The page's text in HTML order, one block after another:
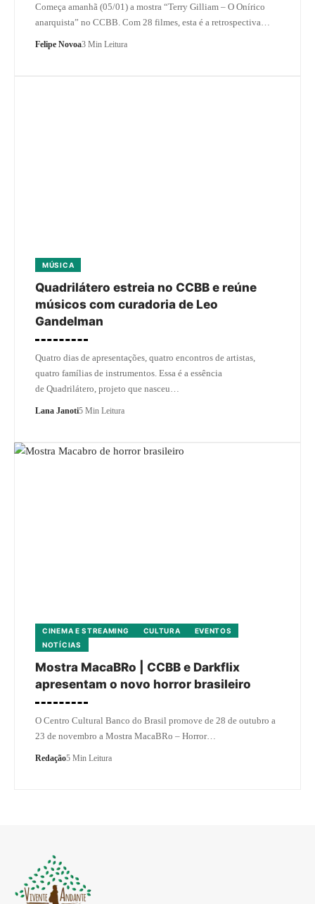
Começa amanhã (05/01) a mostra “Terry Gilliam – O Onírico
anarquista” no CCBB. Com 28 filmes, esta é a retrospectiva…
Felipe Novoa3 Min Leitura
MÚSICA
Quadrilátero estreia no CCBB e reúne
músicos com curadoria de Leo
Gandelman
Quatro dias de apresentações, quatro encontros de artistas,
quatro famílias de instrumentos. Essa é a essência
de Quadrilátero, projeto que nasceu…
Lana Janoti5 Min Leitura
CINEMA E STREAMING CULTURA
EVENTOS
NOTÍCIAS
Mostra MacaBRo | CCBB e Darkflix
apresentam o novo horror brasileiro
O Centro Cultural Banco do Brasil promove de 28 de outubro a
23 de novembro a Mostra MacaBRo – Horror…
Redação5 Min Leitura